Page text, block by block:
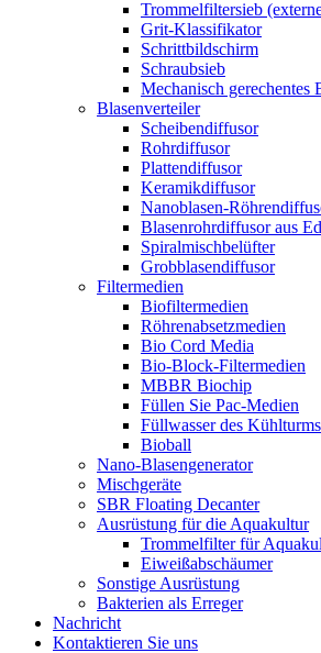
Trommelfiltersieb
Grit-Klassifikator
Schrittbildschirm
Schraubsieb
Mechanisch gerechentes
Blasenverteiler
Scheibendiffusor
Rohrdiffusor
Plattendiffusor
Keramikdiffusor
Nanoblasen-
Blasenrohrdiffusor aus
Spiralmischbelüfter
Grobblasendiffusor
Filtermedien
Biofiltermedien
Röhrenabsetzmedien
Bio Cord Media
Bio-Block-Filtermedien
MBBR Biochip
Füllen Sie Pac-Medien
Füllwasser des Kühlturms
Bioball
Nano-Blasengenerator
Mischgeräte
SBR Floating Decanter
Ausrüstung für die Aquakultur
Trommelfilter für
Eiweißabschäumer
Sonstige Ausrüstung
Bakterien als Erreger
Nachricht
Kontaktieren Sie uns